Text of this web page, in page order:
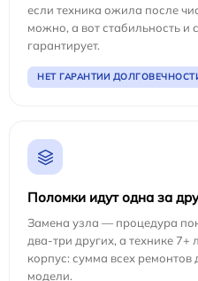
если техника ожила после
можно, а вот стабильность
гарантирует.
НЕТ ГАРАНТИИ
Поломки идут одна за
Замена узла — процедура
два-три других, а технике
корпус: сумма всех
модели.